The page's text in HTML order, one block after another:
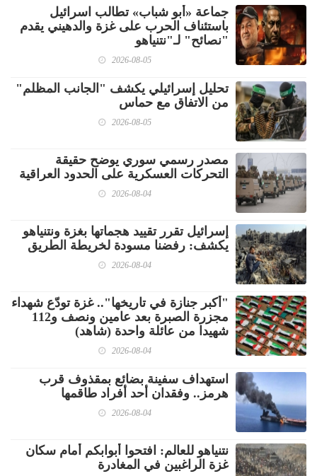
جماعة «أبو شباب» تطالب اسرائيل
باستئناف الحرب على غزة والدهيني يقدم
"نصائح" لـ"نتنياهو
2026-08-05
تحليل إسرائيلي يكشف "الجانب المظلم"
من الاتفاق مع حماس
2026-08-05
مصدر رسمي سوري يوضح حقيقة
التحركات العسكرية على الحدود العراقية
2026-08-04
إسرائيل تقرر تقييد هجماتها بغزة ونتنياهو
يكشف: رفضنا مسودة لخريطة الطريق
2026-08-04
"أكبر جنازة في تاريخها".. غزة تودّع شهداء
مجزرة الصبرة بعد عامين ونصف و112
شهيدا من عائلة واحدة (شاهد)
2026-08-04
استهداف سفينة بضائع بمقذوف قرب
هرمز.. وفقدان أحد أفراد طاقمها
2026-08-04
نتنياهو للعالم: افتحوا أبوابكم أمام سكان
غزة الراغبين في المغادرة